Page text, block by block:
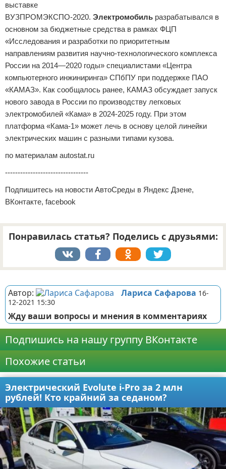
выставке
ВУЗПРОМЭКСПО-2020. Электромобиль разрабатывался в
основном за бюджетные средства в рамках ФЦП
«Исследования и разработки по приоритетным
направлениям развития научно-технологического комплекса
России на 2014—2020 годы» специалистами «Центра
компьютерного инжиниринга» СПбПУ при поддержке ПАО
«КАМАЗ». Как сообщалось ранее, КАМАЗ обсуждает запуск
нового завода в России по производству легковых
электромобилей «Кама» в 2024-2025 году. При этом
платформа «Кама-1» может лечь в основу целой линейки
электрических машин с разными типами кузова.
по материалам autostat.ru
---------------------------------
Подпишитесь на новости АвтоСреды в Яндекс Дзене,
ВКонтакте, facebook
Понравилась статья? Поделись с друзьями:
Автор: Лариса Сафарова 16-
12-2021 15:30
Жду ваши вопросы и мнения в комментариях
Подпишись на нашу группу ВКонтакте
Похожие статьи
Электрический Evolute i-Pro за 2 млн
рублей! Кто крайний за седаном?